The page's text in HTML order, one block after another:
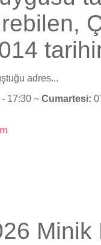
adres...
17:30 ~ Cumartesi:
Minik